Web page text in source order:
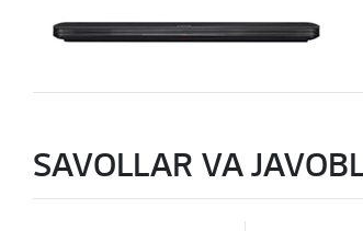
SAVOLLAR VA